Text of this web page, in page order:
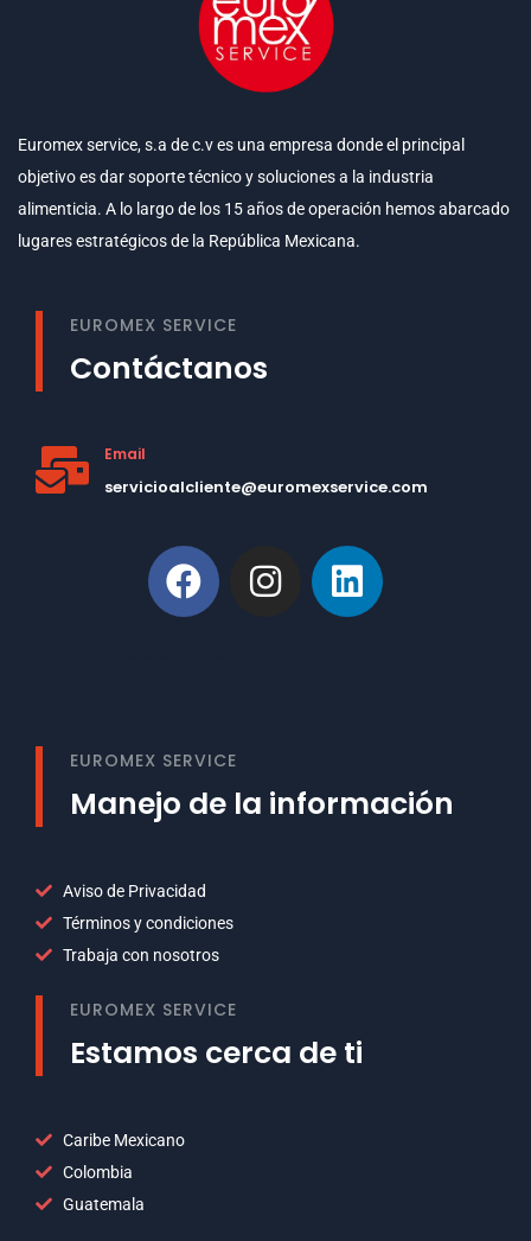
Euromex service, s.a de c.v es una empresa donde el principal
objetivo es dar soporte técnico y soluciones a la industria
alimenticia. A lo largo de los 15 años de operación hemos abarcado
lugares estratégicos de la República Mexicana.
EUROMEX SERVICE
Contáctanos
Email
servicioalcliente@euromexservice.com
EUROMEX SERVICE
Manejo de la información
Aviso de Privacidad
Términos y condiciones
Trabaja con nosotros
EUROMEX SERVICE
Estamos cerca de ti
Caribe Mexicano
Colombia
Guatemala